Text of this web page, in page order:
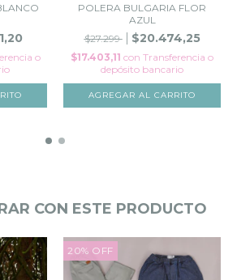
o
POLERA BULGARIA FLOR
AZUL
$27.299
$20.474,25
$17.403,11 con Transferencia o
depósito bancario
AGREGAR AL CARRITO
CON ESTE PRODUCTO
20% OFF